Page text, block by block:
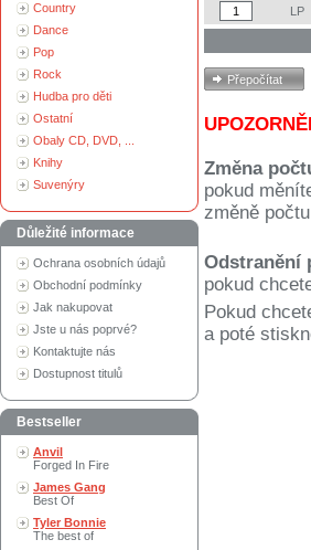
Country
Dance
Pop
Rock
Hudba pro děti
Ostatní
Obaly CD, DVD, ...
Knihy
Suvenýry
Důležité informace
Ochrana osobních údajů
Obchodní podmínky
Jak nakupovat
Jste u nás poprvé?
Kontaktujte nás
Dostupnost titulů
Bestseller
Anvil
Forged In Fire
James Gang
Best Of
Tyler Bonnie
The best of
LP
Změna
pokud
změně
Odstranění
pokud
Pokud
a poté